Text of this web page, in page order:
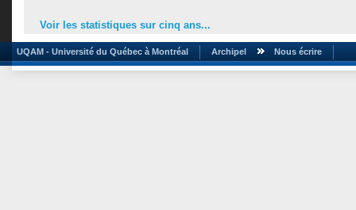
Voir les statistiques sur cinq ans...
UQAM - Université du Québec à Montréal Archipel Nous écrire